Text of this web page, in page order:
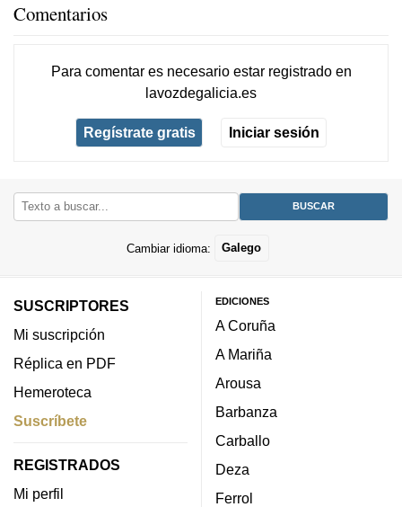
Comentarios
Para comentar es necesario estar registradoen
lavozdegalicia.es
Regístrate gratis Iniciar sesión
Cambiar idioma: Galego
SUSCRIPTORES
Mi suscripción
Réplica en PDF
Hemeroteca
Suscríbete
REGISTRADOS
Mi perfil
EDICIONES
A Coruña
A Mariña
Arousa
Barbanza
Carballo
Deza
Ferrol